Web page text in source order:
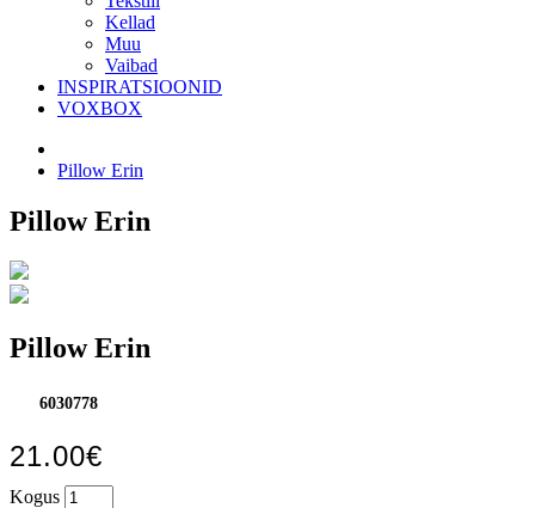
Kellad
Muu
Vaibad
INSPIRATSIOONID
VOXBOX
Pillow Erin
Pillow Erin
Pillow Erin
6030778
21.00€
Kogus